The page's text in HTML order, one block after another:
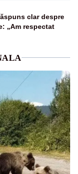
clar despre
„Am respectat